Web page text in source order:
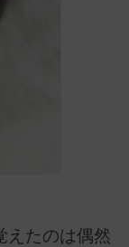
えたのは偶然